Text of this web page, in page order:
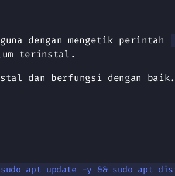
dengan mengetik perintah
terinstal.
dan berfungsi dengan baik.
sudo apt update -y && sudo apt